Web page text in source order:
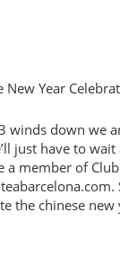
New Year
winds down we
just have to
a member of
the chinese